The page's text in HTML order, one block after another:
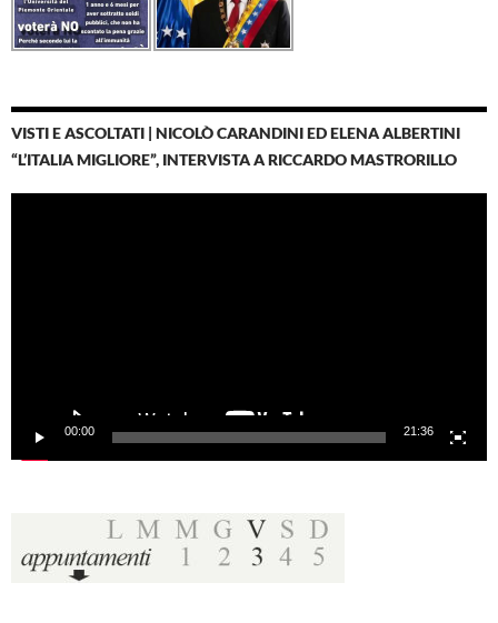
VISTI E ASCOLTATI | NICOLÒ CARANDINI ED ELENA ALBERTINI
“L’ITALIA MIGLIORE”, INTERVISTA A RICCARDO MASTRORILLO
00:00 21:36